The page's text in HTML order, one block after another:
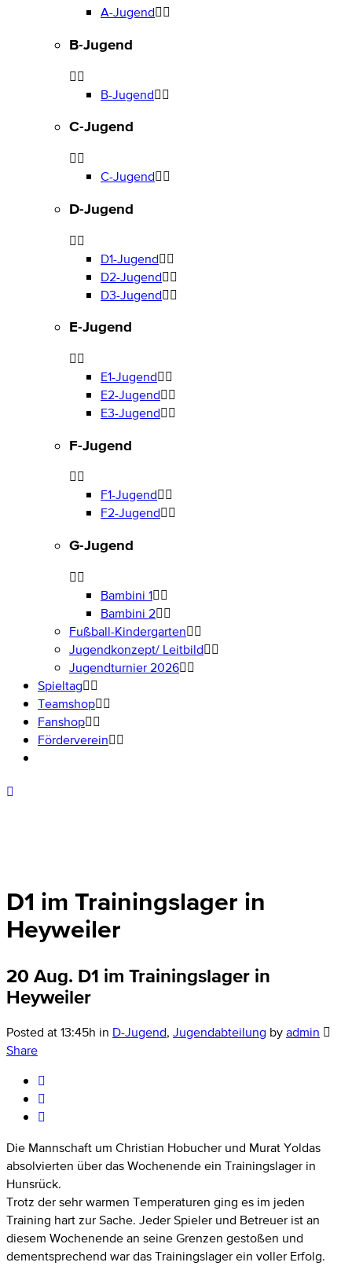
A-Jugend
B-Jugend
B-Jugend
C-Jugend
C-Jugend
D-Jugend
D1-Jugend
D2-Jugend
D3-Jugend
E-Jugend
E1-Jugend
E2-Jugend
E3-Jugend
F-Jugend
F1-Jugend
F2-Jugend
G-Jugend
Bambini 1
Bambini 2
Fußball-Kindergarten
Jugendkonzept/ Leitbild
Jugendturnier 2026
Spieltag
Teamshop
Fanshop
Förderverein
D1 im Trainingslager in
Heyweiler
20 Aug. D1 im Trainingslager in
Heyweiler
Posted at 13:45h in D-Jugend, Jugendabteilung byadmin
Share
Die Mannschaft um Christian Hobucher und Murat Yoldas
absolvierten über das Wochenende ein Trainingslager in
Hunsrück.
Trotz der sehr warmen Temperaturen ging es im jeden
Training hart zur Sache. Jeder Spieler und Betreuer ist an
diesem Wochenende an seine Grenzen gestoßen und
dementsprechend war das Trainingslager ein voller Erfolg.